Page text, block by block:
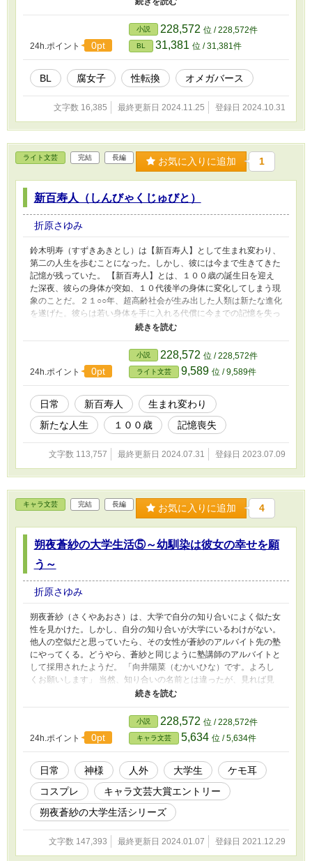
リアルＢＬを拝むチャンスである。 そして、そのリアルＢＬを拝
めるチャンスはすぐそこにあった。男同士でも子どもを産めるのが
オメガバース。少子化対策としてオメガの男性が男同士のカップル
の仲に入り、彼らの子供を身ごもるサービスが存在した。 これは
もう、参加するしかないではないか！ちなみに私は目覚めたらオメ
ガの男性となっていた。 府中絵吏香（ふちゅうえりか）改め、府
中吏雄（ふちゅうりお）として、新たな世界で今度は腐男子として
24h.ポイント 0pt
小説 228,572 位 / 228,572件
BL 31,381 位 / 31,381件
BL 腐女子 性転換 オメガバース
文字数 16,385 最終更新日 2024.11.25 登録日 2024.10.31
ライト文芸 完結 長編 お気に入りに追加 1
新百寿人（しんびゃくじゅびと）
折原さゆみ
鈴木明寿（すずきあきとし）は【新百寿人】として生まれ変わり、
第二の人生を歩むことになった。しかし、彼には今まで生きてきた
記憶が残っていた。 【新百寿人】とは、１００歳の誕生日を迎え
た深夜、彼らの身体が突如、１０代後半の身体に変化してしまう現
象のことだ。２１○○年、超高齢社会が生み出した人類は新たな進化
を遂げた。彼らは若い身体を手に入れる代償に今までの記憶を失っ
た。政府は彼らを【新百寿人】として新たな戸籍を与えて保護する
ことにした。 第二の生活を始めることになり、明寿には「白石
流星（しらいしりゅうせい）という新たな名前が与えられる。記憶
を持ちながら、明寿は自分の身に起きたことを受け入れて二回目の
高校生活を送っていく。 妻に似た先輩、自分の娘にそっくりな
副担任、【新百寿人】に強い執着を見せるクラスメイト。明寿の周
りの人間が明寿の第二の人生を大きく変えていく。明寿は第二の人
生を謳歌することが出来るだろうか。
24h.ポイント 0pt
小説 228,572 位 / 228,572件
ライト文芸 9,589 位 / 9,589件
日常 新百寿人
生まれ変わり
新たな人生
１００歳 記憶喪失
文字数 113,757 最終更新日 2024.07.31 登録日 2023.07.09
キャラ文芸 完結 長編 お気に入りに追加 4
朔夜蒼紗の大学生活⑤～幼馴染は彼女の幸せを願
う～
折原さゆみ
朔夜蒼紗（さくやあおさ）は、大学で自分の知り合いによく似た女
性を見かけた。しかし、自分の知り合いが大学にいるわけがない。
他人の空似だと思っていたら、その女性が蒼紗のアルバイト先の塾
にやってくる。どうやら、蒼紗と同じように塾講師のアルバイトと
して採用されたようだ。 「向井陽菜（むかいひな）です。よろし
くお願いします」 当然、知り合いの名前とは違ったが、見れば見
るほど、知り合いに似ていた。いったい蒼紗の知り合い、「荒川結
女（あらかわゆめ）に似たこの女性は何者なのだろうか。 塾のア
ルバイトをしていた蒼紗だが、雨水に新たなバイトをしてみないか
と誘われる。どうやら、この町に能力者たちが加入する組合なるも
のがあるらしい。そこで一緒に働かないかということで、蒼紗は組
合のもとに足を運ぶ。そこで待ち受けていたのは……。 「この写
真の女性って、もしかして」 組合でのアルバイト面接で見事採用
された蒼紗は、さっそく仕事を任される。人探しをするという内容
だったが、探すことになったのはまさかの人物だった。 大学二年
生になっても、朔夜蒼紗に平穏な大学生活は訪れないようだ。 ※
朔夜蒼紗の大学生活シリーズ第５作目となります。 ぜひ、１作
目から呼んでいただけると嬉しいです。 ※シリーズ６作目の投
稿を始めました。続編もぜひ、お楽しみください。 朔夜蒼紗の
大学生活⓺（サブタイトル、あらすじ考案中）
24h.ポイント 0pt
小説 228,572 位 / 228,572件
キャラ文芸 5,634 位 / 5,634件
日常 神様 人外 大学生
ケモ耳
コスプレ
キャラ文芸大賞エントリー
朔夜蒼紗の大学生活シリーズ
文字数 147,393 最終更新日 2024.01.07 登録日 2021.12.29